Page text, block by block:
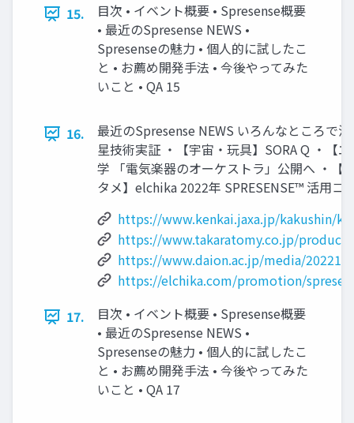
15.
目次 • イベント概要 • Spresense概要
• 最近のSpresense NEWS •
Spresenseの魅力 • 個人的に試したこ
と • お薦め開発手法 • 今後やってみた
いこと • QA 15
16.
最近のSpresense NEWS いろんなところで
星技術実証 ・【宇宙・玩具】SORA Q ・【
学 「電気楽器のオーケストラ」公開へ ・【
タメ】elchika 2022年 SPRESENSE™ 活用コ
https://www.kenkai.jaxa.jp/kakushin/
https://www.takaratomy.co.jp/
https://www.daion.ac.jp/media/
https://elchika.com/promotion/
17.
目次 • イベント概要 • Spresense概要
• 最近のSpresense NEWS •
Spresenseの魅力 • 個人的に試したこ
と • お薦め開発手法 • 今後やってみた
いこと • QA 17